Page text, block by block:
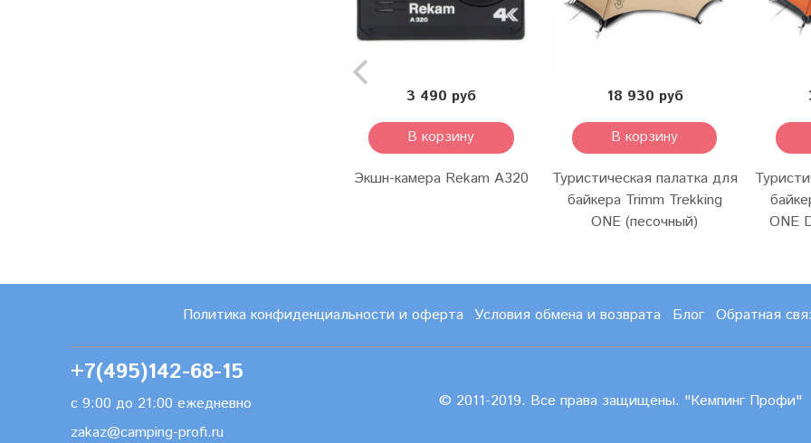
3 490 руб
В корзину
Экшн-камера Rekam A320
18 930 руб
В корзину
Туристическая палатка для
байкера Trimm Trekking
ONE (песочный)
ONE
Политика конфиденциальности и оферта Условия обмена и возврата Блог Обратная
+7(495)142-68-15
с 9:00 до 21:00 ежедневно
zakaz@camping-profi.ru
© 2011-2019. Все права защищены. "Кемпинг Профи"